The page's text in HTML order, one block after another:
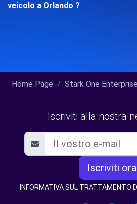
veicolo a Orlando ?
Home Page Stark One Enterprise
Iscriviti alla nostra
Iscriviti ora
INFORMATIVA SUL TRATTAMENTO